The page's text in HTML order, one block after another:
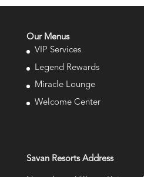
Our Menus
VIP Services
Legend Rewards
Miracle Lounge
Welcome Center
Savan Resorts Address